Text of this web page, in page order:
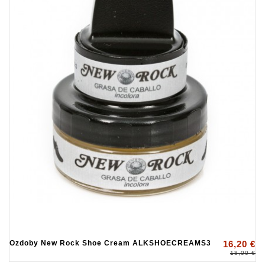
Ozdoby New Rock Shoe Cream ALKSHOECREAMS3 16,20 €
18,00 €